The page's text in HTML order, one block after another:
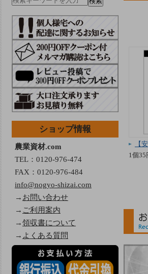
ショップ情報
農業資材.com
TEL： 0120-976-474
FAX：0120-976-484
info@nogyo-shizai.com
→ お問い合わせ
→ ご利用案内
→領収書について
→ よくある質問
【
1個35